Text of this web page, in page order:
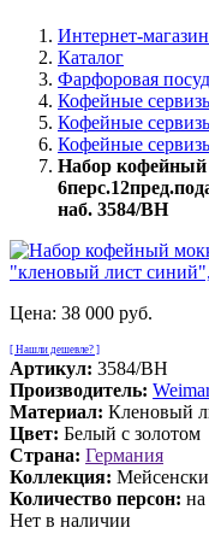
Интернет-
Каталог
Фарфоровая
Кофейные
Кофейные
Кофейные
Набор кофейный
наб. 3584/BH
Цена: 38 000 руб.
[ Нашли дешевле? ]
Артикул: 3584/BH
Производитель:
Материал: Кленовый
Цвет: Белый с золотом
Страна: Германия
Коллекция:
Количество персон: на
Нет в наличии